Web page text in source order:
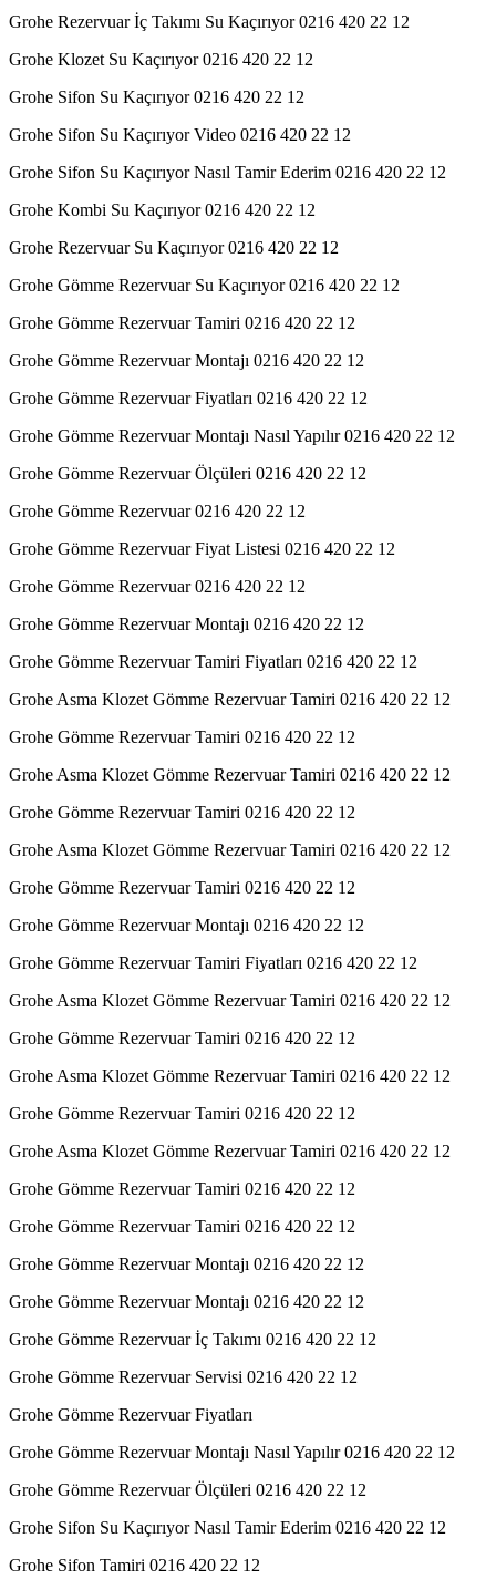
Grohe Rezervuar İç Takımı Su Kaçırıyor 0216 420 22 12
Grohe Klozet Su Kaçırıyor 0216 420 22 12
Grohe Sifon Su Kaçırıyor 0216 420 22 12
Grohe Sifon Su Kaçırıyor Video 0216 420 22 12
Grohe Sifon Su Kaçırıyor Nasıl Tamir Ederim 0216 420 22 12
Grohe Kombi Su Kaçırıyor 0216 420 22 12
Grohe Rezervuar Su Kaçırıyor 0216 420 22 12
Grohe Gömme Rezervuar Su Kaçırıyor 0216 420 22 12
Grohe Gömme Rezervuar Tamiri 0216 420 22 12
Grohe Gömme Rezervuar Montajı 0216 420 22 12
Grohe Gömme Rezervuar Fiyatları 0216 420 22 12
Grohe Gömme Rezervuar Montajı Nasıl Yapılır 0216 420 22 12
Grohe Gömme Rezervuar Ölçüleri 0216 420 22 12
Grohe Gömme Rezervuar 0216 420 22 12
Grohe Gömme Rezervuar Fiyat Listesi 0216 420 22 12
Grohe Gömme Rezervuar 0216 420 22 12
Grohe Gömme Rezervuar Montajı 0216 420 22 12
Grohe Gömme Rezervuar Tamiri Fiyatları 0216 420 22 12
Grohe Asma Klozet Gömme Rezervuar Tamiri 0216 420 22 12
Grohe Gömme Rezervuar Tamiri 0216 420 22 12
Grohe Asma Klozet Gömme Rezervuar Tamiri 0216 420 22 12
Grohe Gömme Rezervuar Tamiri 0216 420 22 12
Grohe Asma Klozet Gömme Rezervuar Tamiri 0216 420 22 12
Grohe Gömme Rezervuar Tamiri 0216 420 22 12
Grohe Gömme Rezervuar Montajı 0216 420 22 12
Grohe Gömme Rezervuar Tamiri Fiyatları 0216 420 22 12
Grohe Asma Klozet Gömme Rezervuar Tamiri 0216 420 22 12
Grohe Gömme Rezervuar Tamiri 0216 420 22 12
Grohe Asma Klozet Gömme Rezervuar Tamiri 0216 420 22 12
Grohe Gömme Rezervuar Tamiri 0216 420 22 12
Grohe Asma Klozet Gömme Rezervuar Tamiri 0216 420 22 12
Grohe Gömme Rezervuar Tamiri 0216 420 22 12
Grohe Gömme Rezervuar Tamiri 0216 420 22 12
Grohe Gömme Rezervuar Montajı 0216 420 22 12
Grohe Gömme Rezervuar Montajı 0216 420 22 12
Grohe Gömme Rezervuar İç Takımı 0216 420 22 12
Grohe Gömme Rezervuar Servisi 0216 420 22 12
Grohe Gömme Rezervuar Fiyatları
Grohe Gömme Rezervuar Montajı Nasıl Yapılır 0216 420 22 12
Grohe Gömme Rezervuar Ölçüleri 0216 420 22 12
Grohe Sifon Su Kaçırıyor Nasıl Tamir Ederim 0216 420 22 12
Grohe Sifon Tamiri 0216 420 22 12